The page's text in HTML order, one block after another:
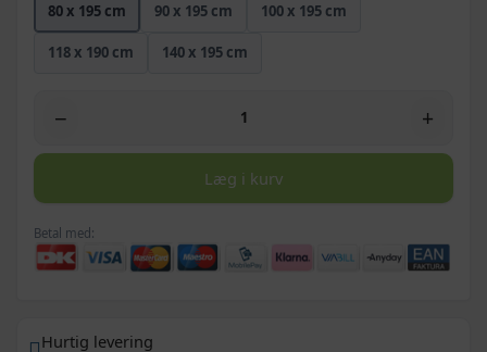
80 x 195 cm 90 x 195 cm 100 x 195 cm
118 x 190 cm 140 x 195 cm
− +
Læg i kurv
Betal med:
Hurtig levering